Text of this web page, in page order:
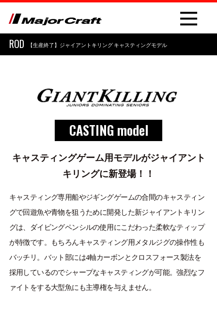
PRODUCT
ROD
OTHER
ONLINE SHOP
OVERSEAS
ROD 【生産終了】ジャイアントキリング キャスティングモデル
CASTING model
キャスティングゲーム用モデルがジャイアント
キリングに新登場！！
キャスティング専用船やジギングゲームの合間のキャスティン
グで回遊魚や青物を狙うために開発した新ジャイアントキリン
グは、ダイビングペンシルの使用にこだわった柔軟なティップ
が特徴です。もちろんキャスティング用メタルジグの操作性も
バッチリ。バット部には4軸カーボンとクロスフォース製法を
採用しているのでシャープなキャスティングが可能。強烈なフ
ァイトをする大型魚にも主導権を与えません。